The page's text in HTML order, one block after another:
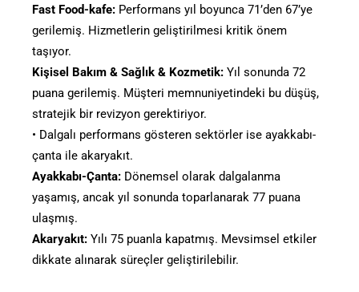
Fast Food-kafe: Performans yıl boyunca 71’den 67’ye
gerilemiş. Hizmetlerin geliştirilmesi kritik önem
taşıyor.
Kişisel Bakım & Sağlık & Kozmetik: Yıl sonunda 72
puana gerilemiş. Müşteri memnuniyetindeki bu düşüş,
stratejik bir revizyon gerektiriyor.
• Dalgalı performans gösteren sektörler ise ayakkabı-
çanta ile akaryakıt.
Ayakkabı-Çanta: Dönemsel olarak dalgalanma
yaşamış, ancak yıl sonunda toparlanarak 77 puana
ulaşmış.
Akaryakıt: Yılı 75 puanla kapatmış. Mevsimsel etkiler
dikkate alınarak süreçler geliştirilebilir.